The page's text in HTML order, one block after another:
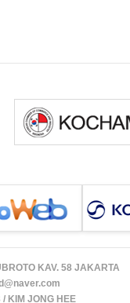
KAV. 58 JAKARTA
KIM JONG HEE